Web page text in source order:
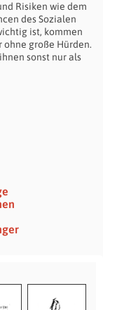
Risiken wie dem
des Sozialen
ist, kommen
große Hürden.
sonst nur als